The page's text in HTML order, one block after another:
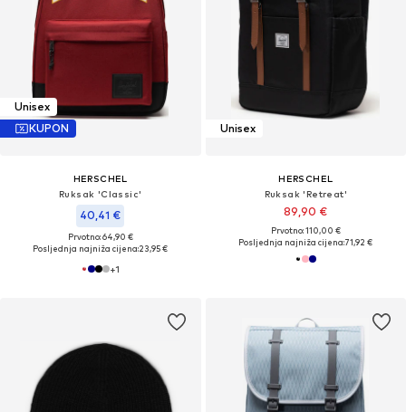
Unisex
KUPON
HERSCHEL
Ruksak 'Classic'
40,41 €
Prvotno: 64,90 €
Posljednja najniža cijena:23,95 €
+1
Unisex
HERSCHEL
Ruksak 'Retreat'
89,90 €
Prvotno: 110,00 €
Posljednja najniža cijena:71,92 €